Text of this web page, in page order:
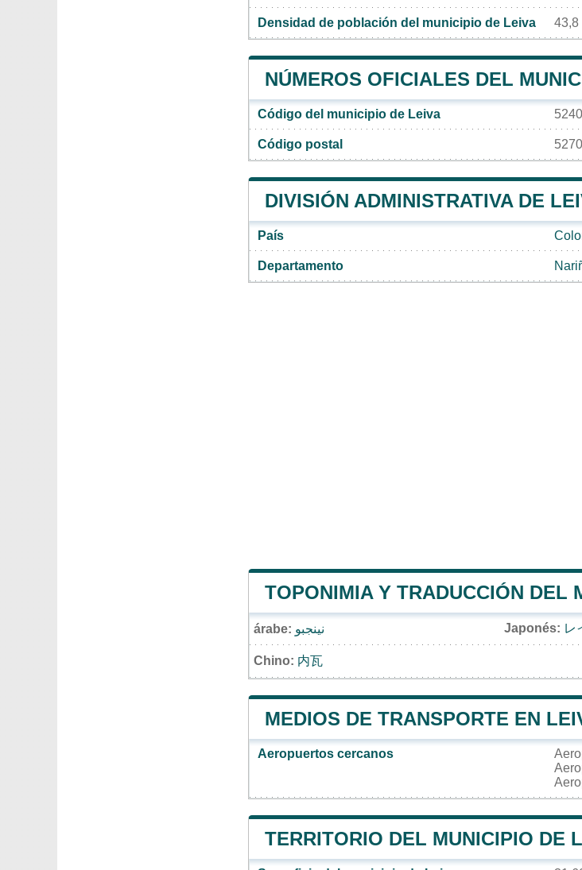
Densidad de población del municipio de Leiva 43,8
NÚMEROS OFICIALES DEL
Código del municipio de Leiva
Código postal
DIVISIÓN ADMINISTRATIVA DE
País
Departamento
TOPONIMIA Y TRADUCCIÓN DEL
árabe: نينجبو Japonés: レ
Chino: 内瓦
MEDIOS DE TRANSPORTE EN
Aeropuertos cercanos
TERRITORIO DEL MUNICIPIO DE